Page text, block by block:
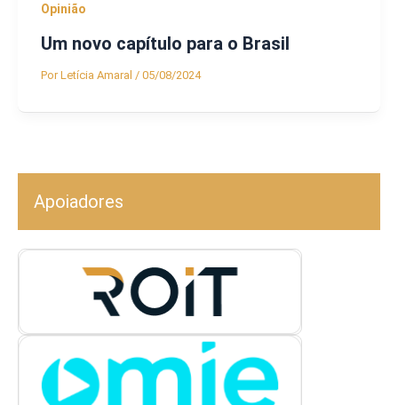
Opinião
Um novo capítulo para o Brasil
PorLetícia Amaral / 05/08/2024
Apoiadores